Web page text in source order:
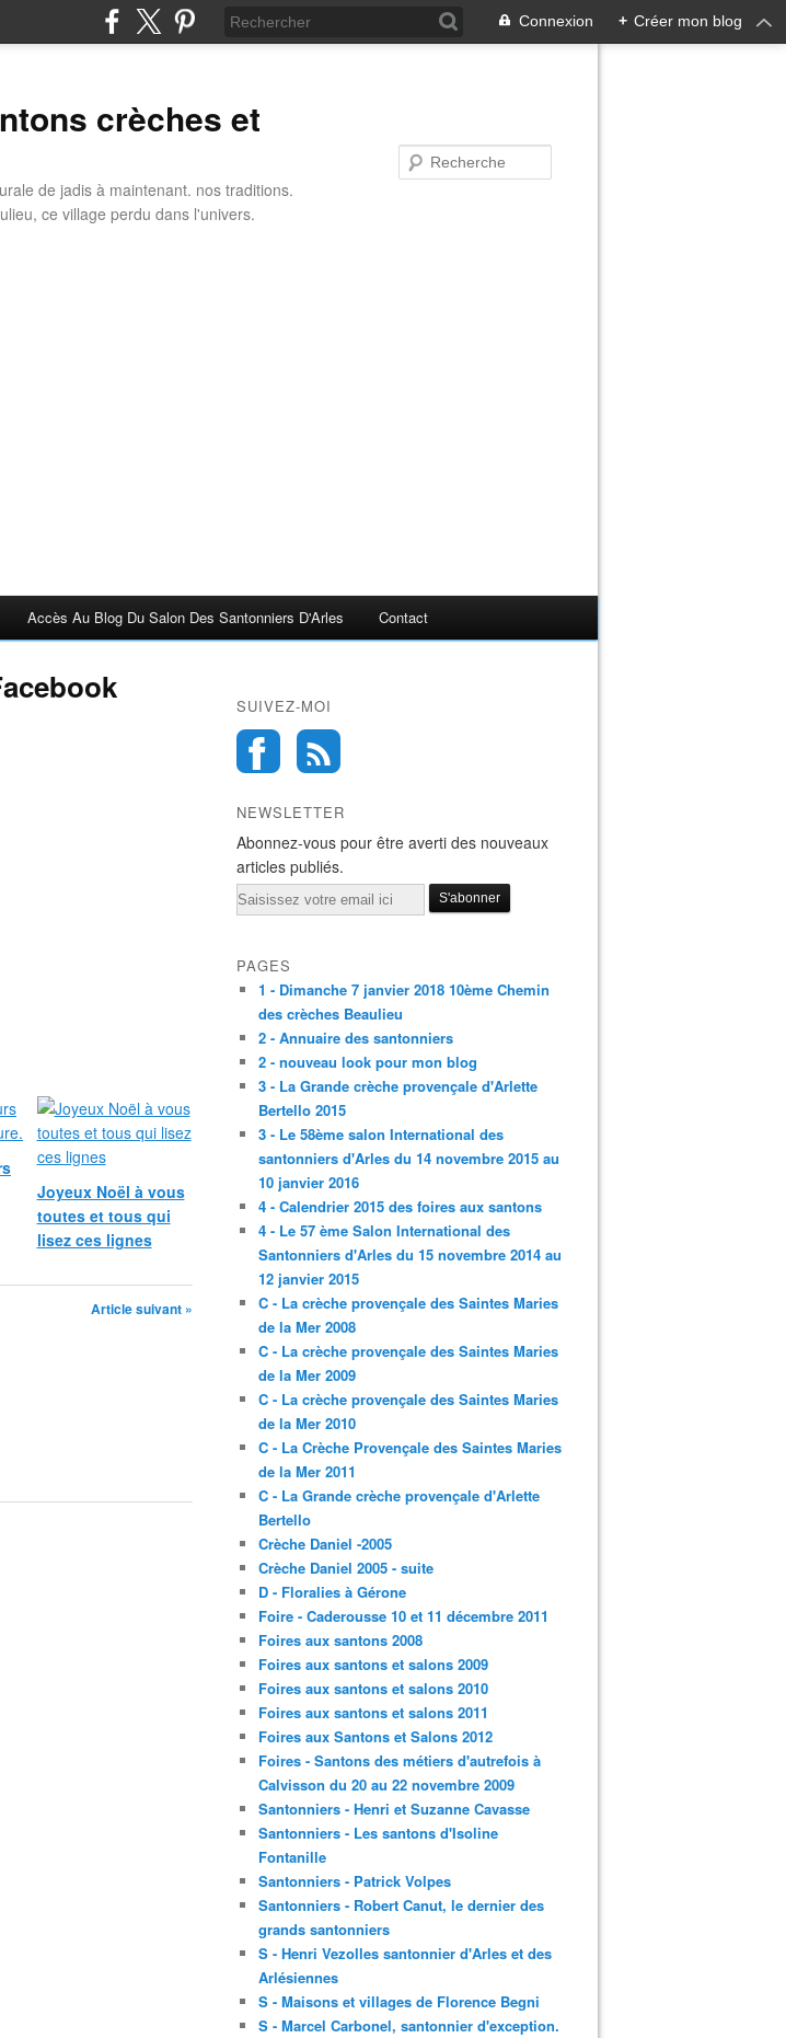
Connexion + Créer mon blog
crèches et
de jadis à maintenant. nos traditions.
ce village perdu dans l'univers.
Accès Au Blog Du Salon Des Santonniers D'Arles Contact
Joyeux Noël à vous
toutes et tous qui
lisez ces lignes
Article suivant »
SUIVEZ-MOI
NEWSLETTER
Abonnez-vous pour être averti des nouveaux
articles publiés.
Email
PAGES
1 - Dimanche 7 janvier 2018 10ème Chemin
des crèches Beaulieu
2 - Annuaire des santonniers
2 - nouveau look pour mon blog
3 - La Grande crèche provençale d'Arlette
Bertello 2015
3 - Le 58ème salon International des
santonniers d'Arles du 14 novembre 2015 au
10 janvier 2016
4 - Calendrier 2015 des foires aux santons
4 - Le 57 ème Salon International des
Santonniers d'Arles du 15 novembre 2014 au
12 janvier 2015
C - La crèche provençale des Saintes Maries
de la Mer 2008
C - La crèche provençale des Saintes Maries
de la Mer 2009
C - La crèche provençale des Saintes Maries
de la Mer 2010
C - La Crèche Provençale des Saintes Maries
de la Mer 2011
C - La Grande crèche provençale d'Arlette
Bertello
Crèche Daniel -2005
Crèche Daniel 2005 - suite
D - Floralies à Gérone
Foire - Caderousse 10 et 11 décembre 2011
Foires aux santons 2008
Foires aux santons et salons 2009
Foires aux santons et salons 2010
Foires aux santons et salons 2011
Foires aux Santons et Salons 2012
Foires - Santons des métiers d'autrefois à
Calvisson du 20 au 22 novembre 2009
Santonniers - Henri et Suzanne Cavasse
Santonniers - Les santons d'Isoline
Fontanille
Santonniers - Patrick Volpes
Santonniers - Robert Canut, le dernier des
grands santonniers
S - Henri Vezolles santonnier d'Arles et des
Arlésiennes
S - Maisons et villages de Florence Begni
S - Marcel Carbonel, santonnier d'exception.